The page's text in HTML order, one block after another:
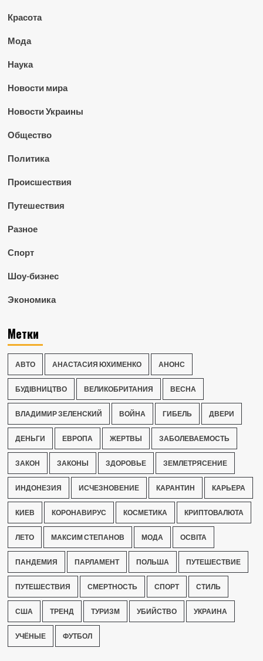
Красота
Мода
Наука
Новости мира
Новости Украины
Общество
Политика
Происшествия
Путешествия
Разное
Спорт
Шоу-бизнес
Экономика
Метки
АВТО АНАСТАСИЯ ЮХИМЕНКО АНОНС
БУДІВНИЦТВО ВЕЛИКОБРИТАНИЯ ВЕСНА
ВЛАДИМИР ЗЕЛЕНСКИЙ ВОЙНА ГИБЕЛЬ ДВЕРИ
ДЕНЬГИ ЕВРОПА ЖЕРТВЫ ЗАБОЛЕВАЕМОСТЬ
ЗАКОН ЗАКОНЫ ЗДОРОВЬЕ ЗЕМЛЕТРЯСЕНИЕ
ИНДОНЕЗИЯ ИСЧЕЗНОВЕНИЕ КАРАНТИН КАРЬЕРА
КИЕВ КОРОНАВИРУС КОСМЕТИКА КРИПТОВАЛЮТА
ЛЕТО МАКСИМ СТЕПАНОВ МОДА ОСВІТА
ПАНДЕМИЯ ПАРЛАМЕНТ ПОЛЬША ПУТЕШЕСТВИЕ
ПУТЕШЕСТВИЯ СМЕРТНОСТЬ СПОРТ СТИЛЬ
США ТРЕНД ТУРИЗМ УБИЙСТВО УКРАИНА
УЧЁНЫЕ ФУТБОЛ